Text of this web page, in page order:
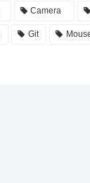
Camera
Git